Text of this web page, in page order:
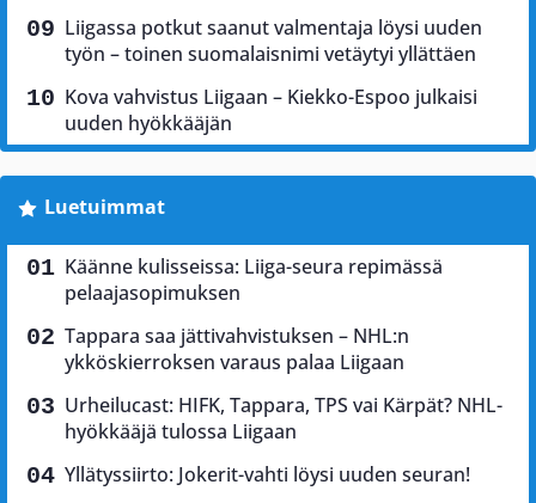
Liigassa potkut saanut valmentaja löysi uuden
työn – toinen suomalaisnimi vetäytyi yllättäen
Kova vahvistus Liigaan – Kiekko-Espoo julkaisi
uuden hyökkääjän
Luetuimmat
Käänne kulisseissa: Liiga-seura repimässä
pelaajasopimuksen
Tappara saa jättivahvistuksen – NHL:n
ykköskierroksen varaus palaa Liigaan
Urheilucast: HIFK, Tappara, TPS vai Kärpät? NHL-
hyökkääjä tulossa Liigaan
Yllätyssiirto: Jokerit-vahti löysi uuden seuran!